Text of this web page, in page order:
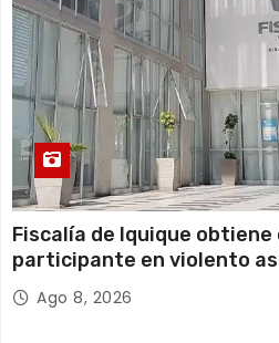
Fiscalía de Iquique
participante en violento
Ago 8, 2026